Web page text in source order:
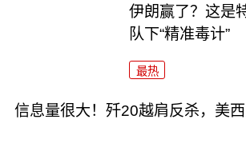
伊朗赢了？这是
队下“精准毒计”
最热
信息量很大！歼20越肩反杀，美